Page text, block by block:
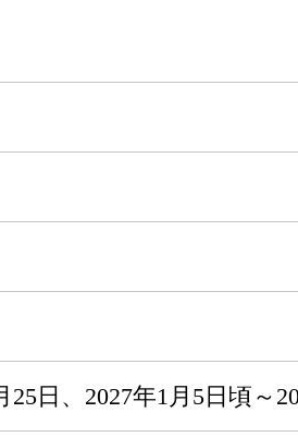
25日、2027年1月5日頃～